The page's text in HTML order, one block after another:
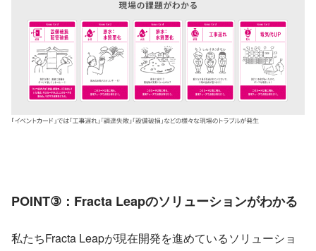
POINT③：Fracta Leapのソリューションがわかる
私たちFracta Leapが現在開発を進めているソリューショ